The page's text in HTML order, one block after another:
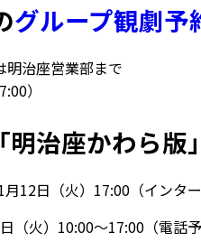
グループ観劇予
明治座営業部まで
）
明治座かわら版
12日（火）17:00（インタ
（火）10:00～17:00（電話予